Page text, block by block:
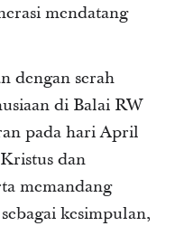
mendatang
dengan serah
di Balai RW
pada hari April
Kristus dan
memandang
kesimpulan,